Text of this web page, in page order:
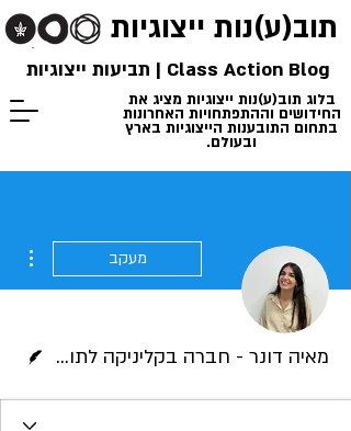
תוב(ע)נות ייצוגיות
בלוג תוב(ע)נות ייצוגיות מציג את
החידושים וההתפתחויות האחרונות
בתחום התובענות הייצוגיות בארץ
ובעולם.
Class Action Blog | תביעות ייצוגיות
מעקב
מאיה דונר - חברה בקליניקה לתובענות ייצוגיות